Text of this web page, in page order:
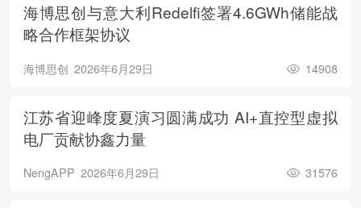
海博思创与意大利Redelfi签署4.6GWh储能战
略合作框架协议
海博思创 2026年6月29日 14908
江苏省迎峰度夏演习圆满成功 AI+直控型虚拟
电厂贡献协鑫力量
NengAPP 2026年6月29日 31576